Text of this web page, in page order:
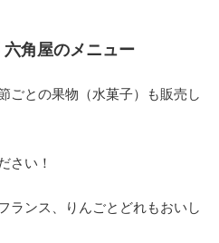
六角屋のメニュー
ごとの果物（水菓子）も販売し
さい！
ランス、りんごとどれもおいし